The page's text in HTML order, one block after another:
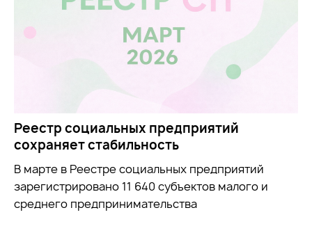
Реестр социальных предприятий
сохраняет стабильность
В марте в Реестре социальных предприятий
зарегистрировано 11 640 субъектов малого и
среднего предпринимательства